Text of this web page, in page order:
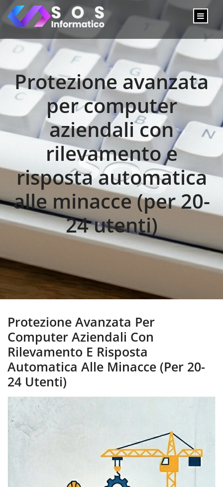
Protezione avanzata
per computer
aziendali con
rilevamento e
risposta automatica
alle minacce (per 20-
24 utenti)
Protezione Avanzata Per
Computer Aziendali Con
Rilevamento E Risposta
Automatica Alle Minacce (per 20-
24 Utenti)